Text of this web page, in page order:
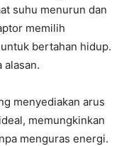
suhu menurun dan
memilih
bertahan hidup.
alasan.
menyediakan arus
memungkinkan
menguras energi.